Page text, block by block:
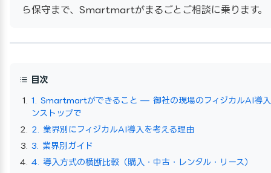
ら保守まで、Smartmartがまるごとご相談に乗ります。
目次
1. Smartmartができること — 御社の現場のフィジカルAI導
ンストップで
2. 業界別にフィジカルAI導入を考える理由
3. 業界別ガイド
4. 導入方式の横断比較（購入・中古・レンタル・リース）